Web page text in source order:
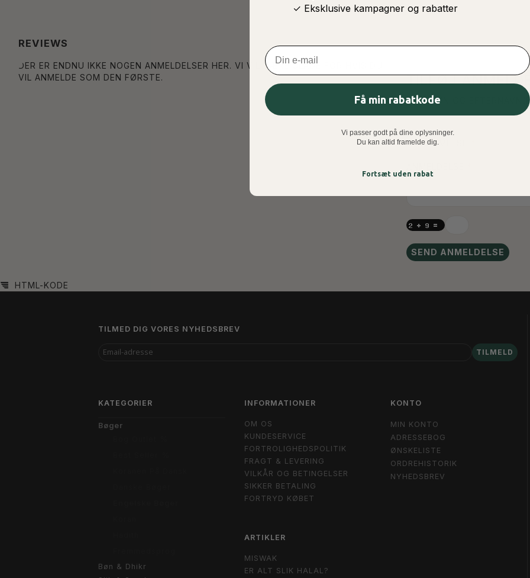
REVIEWS
DER ER ENDNU IKKE NOGEN ANMELDELSER HER. VI VIL VÆRE GLADE FOR HVIS DU
VIL ANMELDE SOM DEN FØRSTE.
TILFØJ
FORNAVN OG EFTERNAVN(E)
BEDØMMELSE
SEND ANMELDELSE
HTML-KODE
TILMED DIG VORES NYHEDSBREV
EMAIL-
ADRESSE
TILMELD
KATEGORIER
Bøger
Bøn & Dhikr
INFORMATIONER
OM OS
KUNDESERVICE
FORTROLIGHEDSPOLITIK
FRAGT & LEVERING
VILKÅR OG BETINGELSER
SIKKER BETALING
FORTRYD KØBET
ARTIKLER
MISWAK
ER ALT SLIK HALAL?
KONTO
MIN KONTO
ADRESSEBOG
ØNSKELISTE
ORDREHISTORIK
NYHEDSBREV
✓ Eksklusive kampagner og rabatter
Email
Få min rabatkode
Vi passer godt på dine oplysninger.
Du kan altid framelde dig.
Fortsæt uden rabat